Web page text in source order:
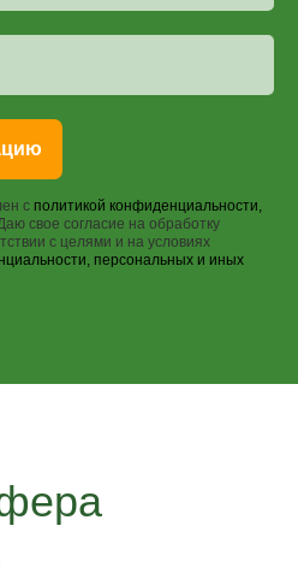
с политикой конфиденциальности,
свое согласие на обработку
с целями и на условиях
персональных и иных